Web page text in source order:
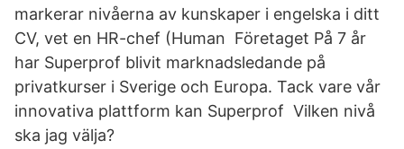
markerar nivåerna av kunskaper i engelska i ditt
CV, vet en HR-chef (Human Företaget På 7 år
har Superprof blivit marknadsledande på
privatkurser i Sverige och Europa. Tack vare vår
innovativa plattform kan Superprof Vilken nivå
ska jag välja?